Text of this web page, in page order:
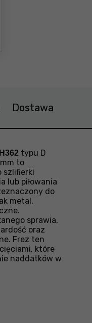
do metalu 6szt.
Dostawa
typu D
to
szlifierki
lub piłowania
do
metal,
sprawia,
oraz
Frez ten
które
naddatków w